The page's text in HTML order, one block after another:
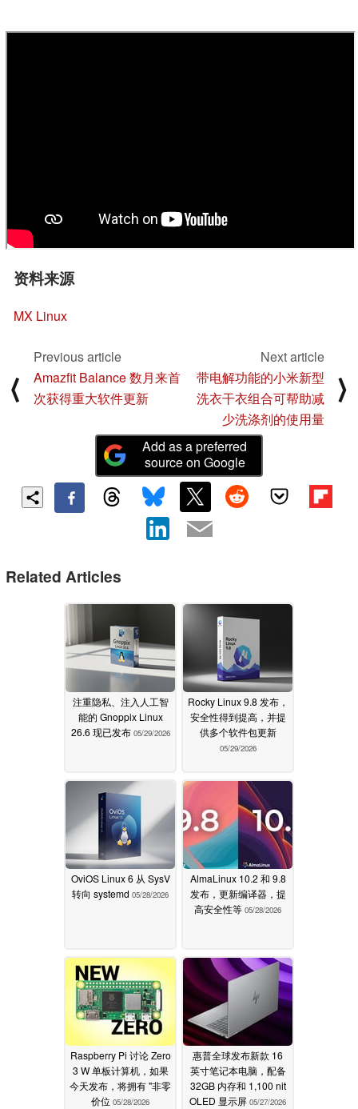
资料来源
MX Linux
⟨
Previous article
Amazfit Balance 数月来首
次获得重大软件更新
Next article
带电解功能的小米新型
洗衣干衣组合可帮助减
少洗涤剂的使用量
⟩
Add as a preferred
source on Google
Related Articles
注重隐私、注入人工智
能的 Gnoppix Linux
26.6 现已发布 05/29/2026
Rocky Linux 9.8 发布，
安全性得到提高，并提
供多个软件包更新
05/29/2026
OviOS Linux 6 从 SysV
转向 systemd 05/28/2026
AlmaLinux 10.2 和 9.8
发布，更新编译器，提
高安全性等 05/28/2026
Raspberry Pi 讨论 Zero
3 W 单板计算机，如果
今天发布，将拥有 "非零
价位 05/28/2026
惠普全球发布新款 16
英寸笔记本电脑，配备
32GB 内存和 1,100 nit
OLED 显示屏 05/27/2026